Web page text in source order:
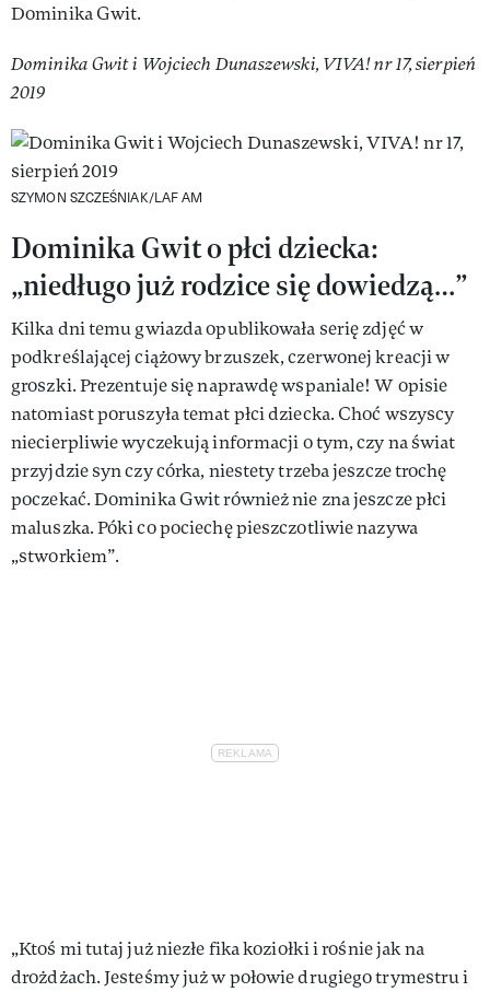
Dominika Gwit.
Dominika Gwit i Wojciech Dunaszewski, VIVA! nr 17, sierpień
2019
SZYMON SZCZEŚNIAK/LAF AM
Dominika Gwit o płci dziecka:
„niedługo już rodzice się dowiedzą…”
Kilka dni temu gwiazda opublikowała serię zdjęć w
podkreślającej ciążowy brzuszek, czerwonej kreacji w
groszki. Prezentuje się naprawdę wspaniale! W opisie
natomiast poruszyła temat płci dziecka. Choć wszyscy
niecierpliwie wyczekują informacji o tym, czy na świat
przyjdzie syn czy córka, niestety trzeba jeszcze trochę
poczekać. Dominika Gwit również nie zna jeszcze płci
maluszka. Póki co pociechę pieszczotliwie nazywa
„stworkiem”.
„Ktoś mi tutaj już niezłe fika koziołki i rośnie jak na
drożdżach. Jesteśmy już w połowie drugiego trymestru i